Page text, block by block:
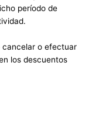
período de
cancelar o efectuar
los descuentos